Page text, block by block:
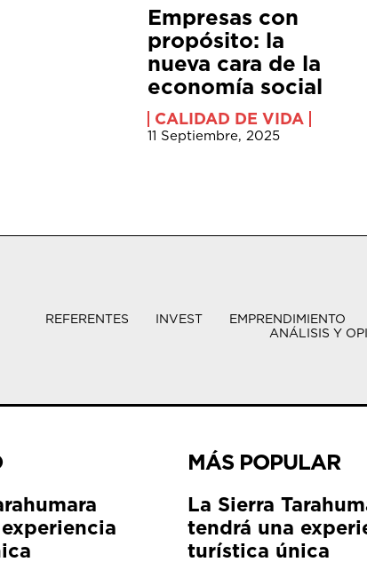
Empresas con
propósito: la
nueva cara de la
economía social
CALIDAD DE VIDA
11 Septiembre, 2025
REFERENTES INVEST EMPRENDIMIENTO
ANÁLISIS Y
MÁS POPULAR
La Sierra
tendrá una
turística única